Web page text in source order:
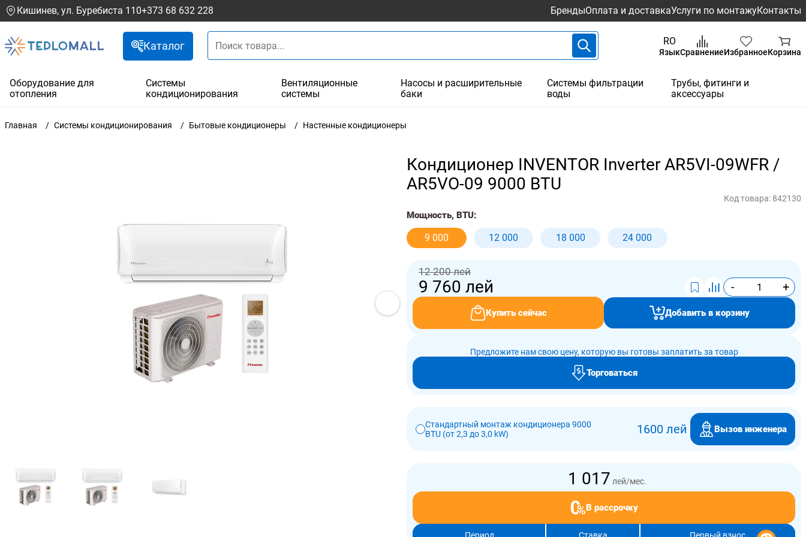
Кишинев, ул. Буребиста 110+373 68 632 228 БрендыОплата и доставкаУслуги по монтажуКонтакты
Каталог RO
ЯзыкСравнениеИзбранноеКорзина
Оборудование для
отопления
Системы
кондиционирования
Вентиляционные
системы
Насосы и расширительные
баки
Системы фильтрации
воды
Трубы, фитинги и
аксессуары
Главная Системы кондиционирования Бытовые кондиционеры Настенные кондиционеры
Кондиционер INVENTOR Inverter AR5VI-09WFR /
AR5VO-09 9000 BTU
Код товара: 842130
Мощность, BTU:
9 000 12 000 18 000 24 000
12 200 лей
9 760 лей - +
Купить сейчас Добавить в корзину
Предложите нам свою цену, которую вы готовы заплатить за товар
Торговаться
Стандартный монтаж кондиционера 9000
BTU (от 2,3 до 3,0 kW)
1600 лей Вызов инженера
1 017 лей/мес.
В рассрочку